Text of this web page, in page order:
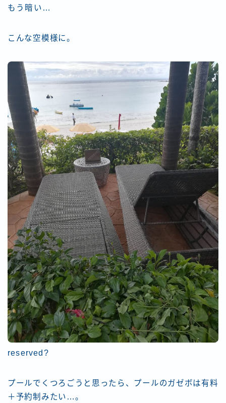
もう暗い…
こんな空模様に。
reserved?
プールでくつろごうと思ったら、プールのガゼボは有料
＋予約制みたい…。